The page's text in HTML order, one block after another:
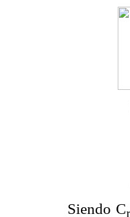
Siendo Cr